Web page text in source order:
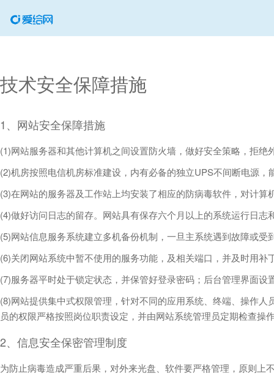
技术安全保障措施
1、网站安全保障措施
(1)网站服务器和其他计算机之间设置防火墙，做好安全策略，拒
(2)机房按照电信机房标准建设，内有必备的独立UPS不间断电源
(3)在网站的服务器及工作站上均安装了相应的防病毒软件，对计
(4)做好访问日志的留存。网站具有保存六个月以上的系统运行日
(5)网站信息服务系统建立多机备份机制，一旦主系统遇到故障或
(6)关闭网站系统中暂不使用的服务功能，及相关端口，并及时用补
(7)服务器平时处于锁定状态，并保管好登录密码；后台管理界面
(8)网站提供集中式权限管理，针对不同的应用系统、终端、操作
员的权限严格按照岗位职责设定，并由网站系统管理员定期检查操
2、信息安全保密管理制度
为防止病毒造成严重后果，对外来光盘、软件要严格管理，原则